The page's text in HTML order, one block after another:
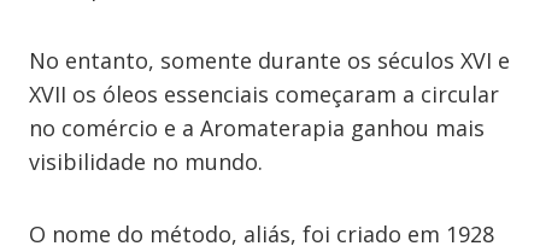
No entanto, somente durante os séculos XVI e
XVII os óleos essenciais começaram a circular
no comércio e a Aromaterapia ganhou mais
visibilidade no mundo.
O nome do método, aliás, foi criado em 1928